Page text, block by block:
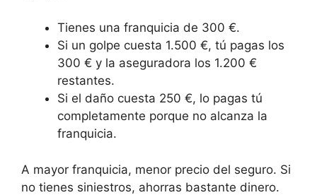
Tienes una franquicia de 300 €.
Si un golpe cuesta 1.500 €, tú pagas los
300 € y la aseguradora los 1.200 €
restantes.
Si el daño cuesta 250 €, lo pagas tú
completamente porque no alcanza la
franquicia.
A mayor franquicia, menor precio del seguro. Si
no tienes siniestros, ahorras bastante dinero.